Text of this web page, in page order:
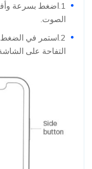
1.اضغط بسرعة
الصوت.
2.استمر في
التفاحة على